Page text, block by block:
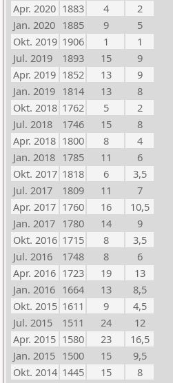
Apr. 2020 1883 4
2
Jan. 2020 1885 9
5
Okt. 2019 1906 1
1
Jul. 2019
1893 15
9
Apr. 2019 1852 13
9
Jan. 2019 1814 13
8
Okt. 2018 1762 5
2
Jul. 2018
1746 15
8
Apr. 2018 1800 8
4
Jan. 2018 1785 11
6
Okt. 2017 1818 6
3,5
Jul. 2017
1809 11
7
Apr. 2017 1760 16
10,5
Jan. 2017 1780 14
9
Okt. 2016 1715 8
3,5
Jul. 2016
1748 8
6
Apr. 2016 1723 19
13
Jan. 2016 1664 13
8,5
Okt. 2015 1611 9
4,5
Jul. 2015
1511 24
12
Apr. 2015 1580 23
16,5
Jan. 2015 1500 15
9,5
Okt. 2014 1445 15
8